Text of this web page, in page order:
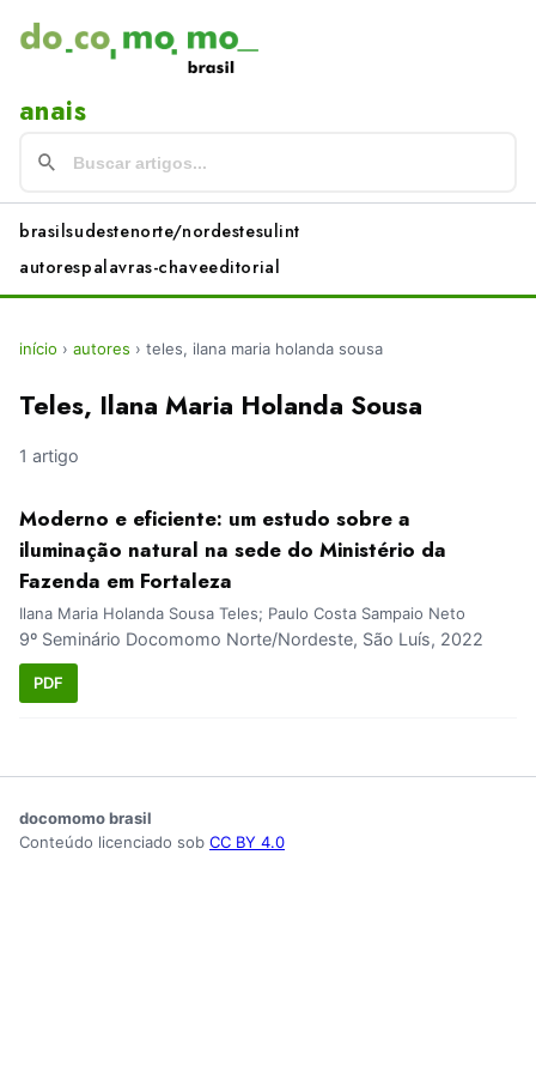
anais
brasilsudestenorte/nordestesulint
autorespalavras-chaveeditorial
início › autores › teles, ilana maria holanda sousa
Teles, Ilana Maria Holanda Sousa
1 artigo
Moderno e eficiente: um estudo sobre a
iluminação natural na sede do Ministério da
Fazenda em Fortaleza
Ilana Maria Holanda Sousa Teles; Paulo Costa Sampaio Neto
9º Seminário Docomomo Norte/Nordeste, São Luís, 2022
PDF
docomomo brasil
Conteúdo licenciado sob CC BY 4.0